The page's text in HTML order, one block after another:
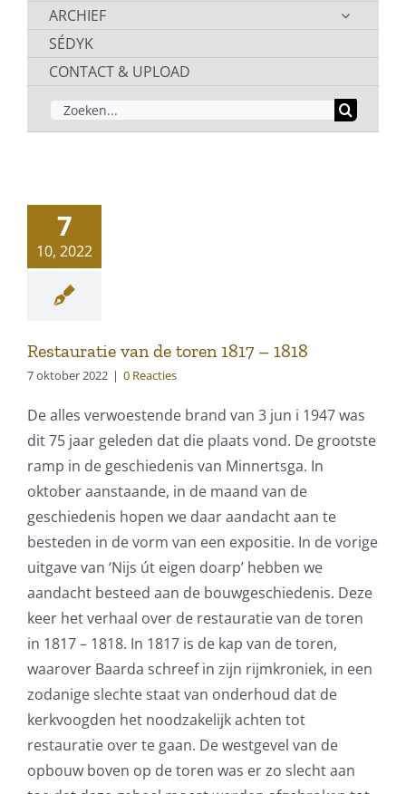
ARCHIEF
SÉDYK
CONTACT & UPLOAD
ZOEKEN
NAAR:
7
10, 2022
Restauratie van de toren 1817 – 1818
7 oktober 2022 | 0 Reacties
De alles verwoestende brand van 3 jun i 1947 was
dit 75 jaar geleden dat die plaats vond. De grootste
ramp in de geschiedenis van Minnertsga. In
oktober aanstaande, in de maand van de
geschiedenis hopen we daar aandacht aan te
besteden in de vorm van een expositie. In de vorige
uitgave van ‘Nijs út eigen doarp’ hebben we
aandacht besteed aan de bouwgeschiedenis. Deze
keer het verhaal over de restauratie van de toren
in 1817 – 1818. In 1817 is de kap van de toren,
waarover Baarda schreef in zijn rijmkroniek, in een
zodanige slechte staat van onderhoud dat de
kerkvoogden het noodzakelijk achten tot
restauratie over te gaan. De westgevel van de
opbouw boven op de toren was er zo slecht aan